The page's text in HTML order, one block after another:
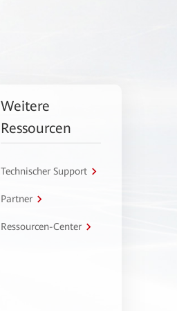
Weitere
Ressourcen
Technischer Support
Partner
Ressourcen-Center